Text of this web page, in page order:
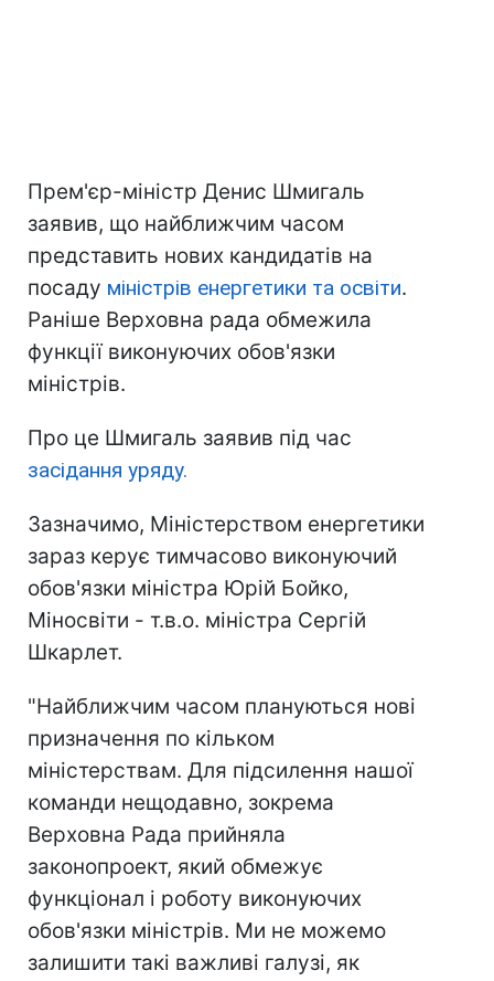
Прем'єр-міністр Денис Шмигаль
заявив, що найближчим часом
представить нових кандидатів на
посаду міністрів енергетики та освіти.
Раніше Верховна рада обмежила
функції виконуючих обов'язки
міністрів.
Про це Шмигаль заявив під час
засідання уряду.
Зазначимо, Міністерством енергетики
зараз керує тимчасово виконуючий
обов'язки міністра Юрій Бойко,
Міносвіти - т.в.о. міністра Сергій
Шкарлет.
"Найближчим часом плануються нові
призначення по кільком
міністерствам. Для підсилення нашої
команди нещодавно, зокрема
Верховна Рада прийняла
законопроект, який обмежує
функціонал і роботу виконуючих
обов'язки міністрів. Ми не можемо
залишити такі важливі галузі, як